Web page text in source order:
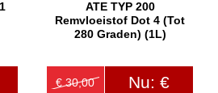
In winkelwagen
ATE TYP 200
Remvloeistof Dot 4 (tot
280 Graden) (1L)
€ 30,00
Nu: €